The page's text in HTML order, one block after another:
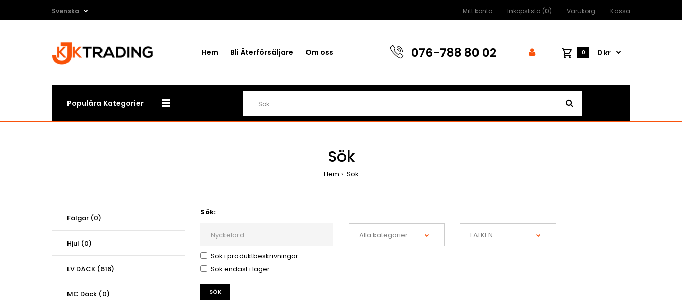
Mitt konto Inköpslista (0) Varukorg Kassa
Svenska
Hem Bli Återförsäljare Om oss 076-788 80 02 0 0 kr
Populära Kategorier
Sök
Hem Sök
Fälgar (0)
Hjul (0)
LV DÄCK (616)
MC Däck (0)
Sök:
Sök i produktbeskrivningar
Sök endast i lager